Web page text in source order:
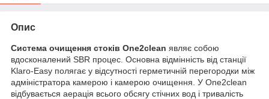
Опис
Система очищення стоків One2clean являє собою
вдосконалений SBR процес. Основна відмінність від станції
Klaro-Easy полягає у відсутності герметичній перегородки між
адміністратора камерою і камерою очищення. У One2clean
відбувається аерація всього обсягу стічних вод і тривалість